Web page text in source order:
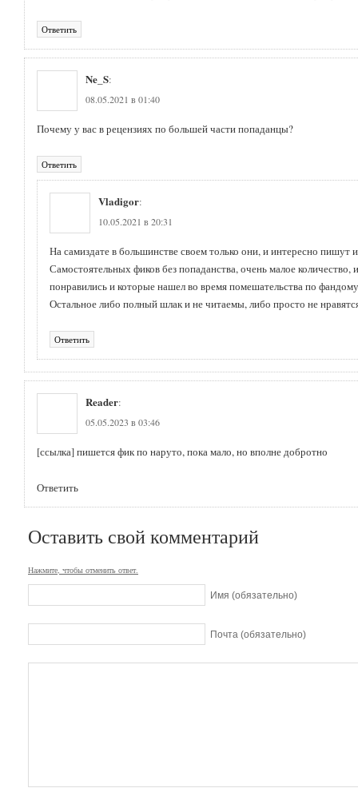
Ответить
Ne_S:
08.05.2021 в 01:40
Почему у вас в рецензиях по большей части попаданцы?
Ответить
Vladigor:
10.05.2021 в 20:31
На самиздате в большинстве своем только они, и интересно пишут
Самостоятельных фиков без попаданства, очень малое количество,
понравились и которые нашел во время помешательства по
Остальное либо полный шлак и не читаемы, либо просто не
Ответить
Reader:
05.05.2023 в 03:46
[ссылка]пишется фик по наруто, пока мало, но вполне добротно
Ответить
Оставить свой комментарий
Нажмите, чтобы отменить ответ.
Имя (обязательно)
Почта (обязательно)